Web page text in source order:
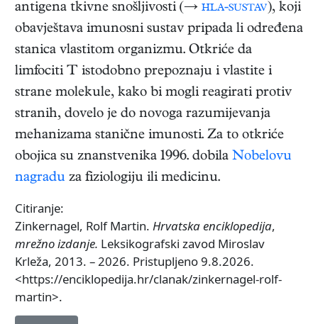
antigena tkivne snošljivosti (→ hla-sustav), koji
obavještava imunosni sustav pripada li određena
stanica vlastitom organizmu. Otkriće da
limfociti T istodobno prepoznaju i vlastite i
strane molekule, kako bi mogli reagirati protiv
stranih, dovelo je do novoga razumijevanja
mehanizama stanične imunosti. Za to otkriće
obojica su znanstvenika 1996. dobila Nobelovu
nagradu za fiziologiju ili medicinu.
Citiranje:
Zinkernagel, Rolf Martin. Hrvatska enciklopedija,
mrežno izdanje. Leksikografski zavod Miroslav
Krleža, 2013. – 2026. Pristupljeno 9.8.2026.
<https://enciklopedija.hr/clanak/zinkernagel-rolf-
martin>.